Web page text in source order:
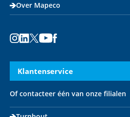
Over Mapeco
Klantenservice
Of contacteer één van onze filialen